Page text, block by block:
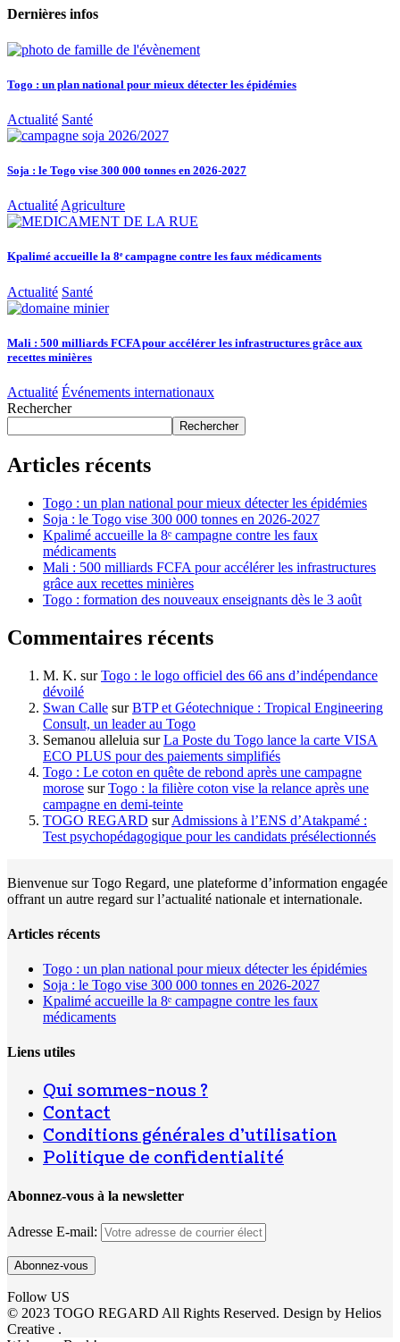
Dernières infos
Togo : un plan national pour mieux détecter les épidémies
Actualité Santé
Soja : le Togo vise 300 000 tonnes en 2026-2027
Actualité Agriculture
Kpalimé accueille la 8ᵉ campagne contre les faux médicaments
Actualité Santé
Mali : 500 milliards FCFA pour accélérer les infrastructures grâce aux
recettes minières
Actualité Événements internationaux
Rechercher
Rechercher
Articles récents
Togo : un plan national pour mieux détecter les épidémies
Soja : le Togo vise 300 000 tonnes en 2026-2027
Kpalimé accueille la 8ᵉ campagne contre les faux
médicaments
Mali : 500 milliards FCFA pour accélérer les infrastructures
grâce aux recettes minières
Togo : formation des nouveaux enseignants dès le 3 août
Commentaires récents
M. K. surTogo : le logo officiel des 66 ans d’indépendance
dévoilé
Swan Calle surBTP et Géotechnique : Tropical Engineering
Consult, un leader au Togo
Semanou alleluia surLa Poste du Togo lance la carte VISA
ECO PLUS pour des paiements simplifiés
Togo : Le coton en quête de rebond après une campagne
morose surTogo : la filière coton vise la relance après une
campagne en demi-teinte
TOGO REGARD surAdmissions à l’ENS d’Atakpamé :
Test psychopédagogique pour les candidats présélectionnés
Bienvenue sur Togo Regard, une plateforme d’information engagée
offrant un autre regard sur l’actualité nationale et internationale.
Articles récents
Togo : un plan national pour mieux détecter les épidémies
Soja : le Togo vise 300 000 tonnes en 2026-2027
Kpalimé accueille la 8ᵉ campagne contre les faux
médicaments
Liens utiles
Qui sommes-nous ?
Contact
Conditions générales d’utilisation
Politique de confidentialité
Abonnez-vous à la newsletter
Adresse E-mail:
Follow US
© 2023 TOGO REGARD All Rights Reserved. Design by Helios
Creative .